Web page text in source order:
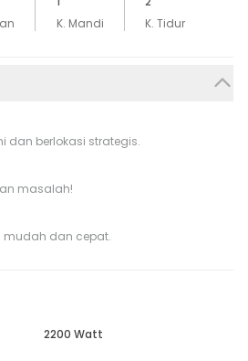
K. Mandi
K. Tidur
dan berlokasi strategis.
masalah!
mudah dan cepat.
2200 Watt